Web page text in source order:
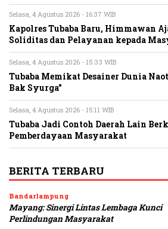
Selasa, 4 Agustus 2026 - 16:37 WIB
Kapolres Tubaba Baru, Himmawan
Soliditas dan Pelayanan kepada
Selasa, 4 Agustus 2026 - 15:33 WIB
Tubaba Memikat Desainer Dunia
Bak Syurga”
Selasa, 4 Agustus 2026 - 15:11 WIB
Tubaba Jadi Contoh Daerah Lain
Pemberdayaan Masyarakat
BERITA TERBARU
Bandarlampung
Mayang: Sinergi Lintas Lembaga Kunci
Perlindungan Masyarakat